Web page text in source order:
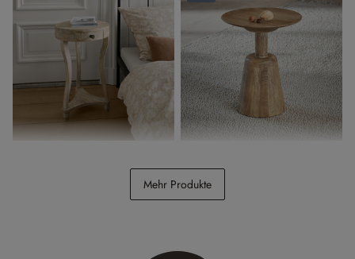
€ 198,00
Mehr Produkte